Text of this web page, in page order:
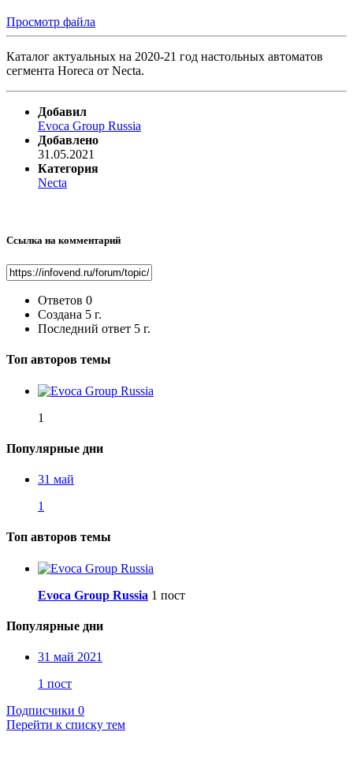
Просмотр файла
Каталог актуальных на 2020-21 год настольных автоматов
сегмента Horeca от Necta.
Добавил
Evoca Group Russia
Добавлено
31.05.2021
Категория
Necta
Ссылка на комментарий
Ответов 0
Создана 5 г.
Последний ответ 5 г.
Топ авторов темы
1
Популярные дни
31 май
1
Топ авторов темы
Evoca Group Russia 1 пост
Популярные дни
31 май 2021
1 пост
Подписчики 0
Перейти к списку тем